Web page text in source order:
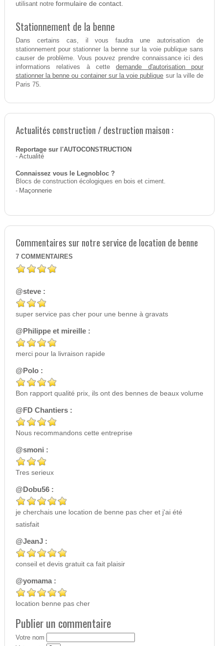
utilisant notre formulaire de contact.
Stationnement de la benne
Dans certains cas, il vous faudra une autorisation de
stationnement pour stationner la benne sur la voie publique sans
causer de problème. Vous pouvez prendre connaissance ici des
informations relatives à cettedemande d'autorisation pour
stationner la benne ou container sur la voie publique sur la ville de
Paris 75.
Actualités construction / destruction maison :
Reportage sur l'AUTOCONSTRUCTION
- Actualité
Connaissez vous le Legnobloc ?
Blocs de construction écologiques en bois et ciment.
- Maçonnerie
Commentaires sur notre service de location de benne
7 COMMENTAIRES
@steve :
super service pas cher pour une benne à gravats
@Philippe et mireille :
merci pour la livraison rapide
@Polo :
Bon rapport qualité prix, ils ont des bennes de beaux volume
@FD Chantiers :
Nous recommandons cette entreprise
@smoni :
Tres serieux
@Dobu56 :
je cherchais une location de benne pas cher et j'ai été
satisfait
@JeanJ :
conseil et devis gratuit ca fait plaisir
@yomama :
location benne pas cher
Publier un commentaire
Votre nom